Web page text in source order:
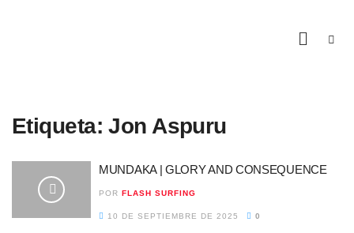
Etiqueta:Jon Aspuru
MUNDAKA | GLORY AND CONSEQUENCE
POR FLASH SURFING
10 DE SEPTIEMBRE DE 2025 0